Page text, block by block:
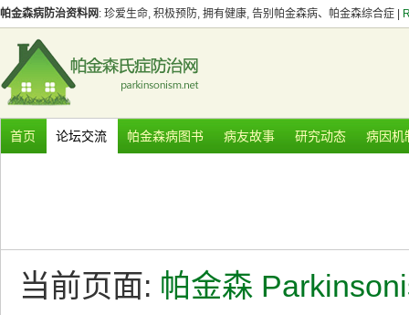
帕金森病防治资料网 : 珍爱生命, 积极预防, 拥有健康, 告别帕金森病、帕金森综合症 |
首页 论坛交流 帕金森病图书 病友故事 研究动态 病因机
当前页面: 帕金森